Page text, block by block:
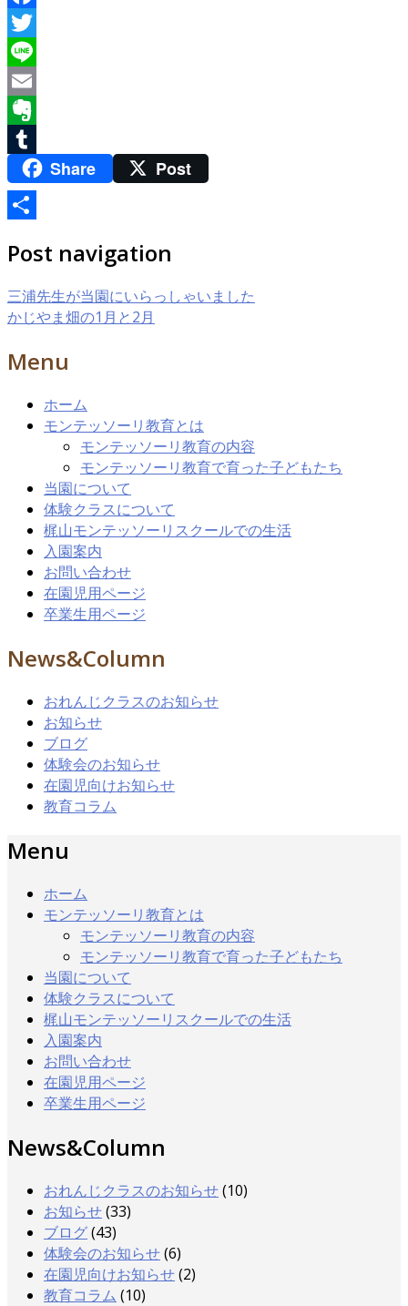
Facebook
Twitter
Line
Email
Evernote
TumblrShare Post
有
Post navigation
三浦先生が当園にいらっしゃいました
かじやま畑の1月と2月
Menu
ホーム
モンテッソーリ教育とは
モンテッソーリ教育の内容
モンテッソーリ教育で育った子どもたち
当園について
体験クラスについて
梶山モンテッソーリスクールでの生活
入園案内
お問い合わせ
在園児用ページ
卒業生用ページ
News&Column
おれんじクラスのお知らせ
お知らせ
ブログ
体験会のお知らせ
在園児向けお知らせ
教育コラム
Menu
ホーム
モンテッソーリ教育とは
モンテッソーリ教育の内容
モンテッソーリ教育で育った子どもたち
当園について
体験クラスについて
梶山モンテッソーリスクールでの生活
入園案内
お問い合わせ
在園児用ページ
卒業生用ページ
News&Column
おれんじクラスのお知らせ(10)
お知らせ(33)
ブログ(43)
体験会のお知らせ(6)
在園児向けお知らせ(2)
教育コラム (10)